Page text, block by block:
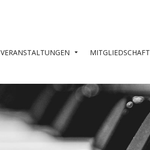
VERANSTALTUNGEN MITGLIEDSCHAFT